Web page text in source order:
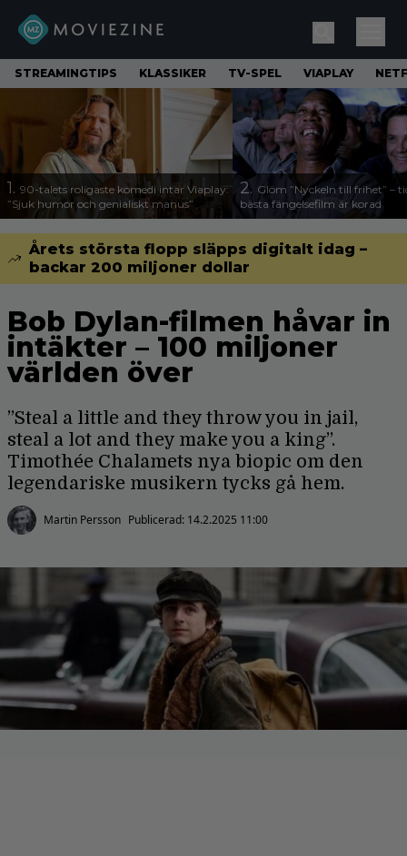
STREAMINGTIPS KLASSIKER TV-SPEL VIAPLAY
1. 90-talets roligaste komedi intar Viaplay:
”Sjuk humor och genialiskt manus”
2. Glöm ”Nyckeln till frihet” –
bästa fängelsefilm är korad
Årets största flopp släpps digitalt idag –
backar 200 miljoner dollar
Bob Dylan-filmen håvar in
intäkter – 100 miljoner
världen över
”Steal a little and they throw you in jail,
steal a lot and they make you a king”.
Timothée Chalamets nya biopic om den
legendariske musikern tycks gå hem.
Martin Persson Publicerad: 14.2.2025 11:00